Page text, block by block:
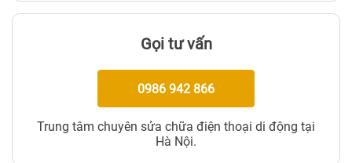
Gọi tư vấn
0986 942 866
Trung tâm chuyên sửa chữa điện thoại di động tại
Hà Nội.